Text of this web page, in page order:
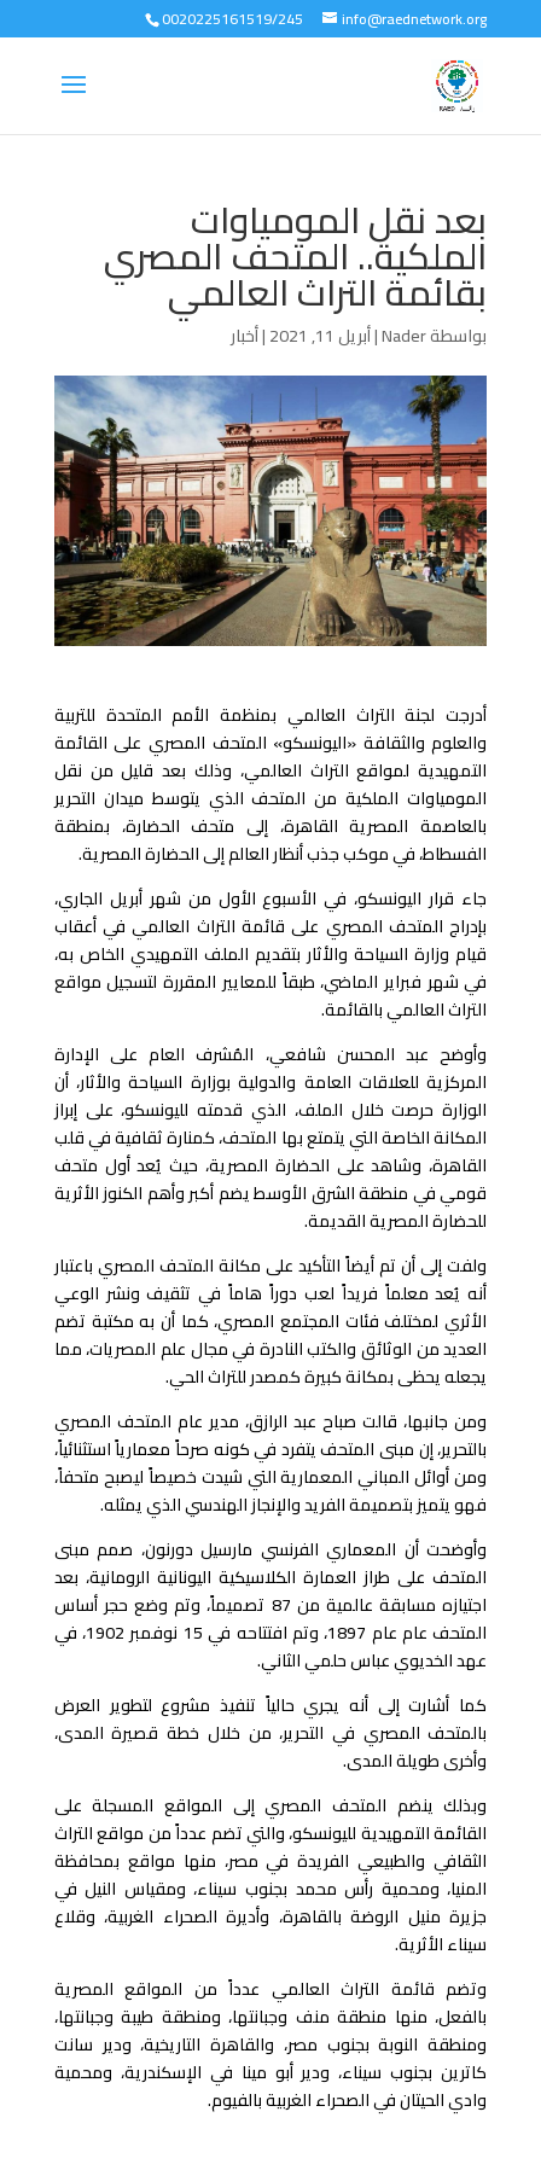
0020225161519/245 info@raednetwork.org
بعد نقل المومياوات
الملكية.. المتحف المصري
بقائمة التراث العالمي
بواسطةNader
|أبريل 11, 2021 |أخبار
أدرجت لجنة التراث العالمي بمنظمة الأمم المتحدة للتربية
والعلوم والثقافة «اليونسكو» المتحف المصري على القائمة
التمهيدية لمواقع التراث العالمي، وذلك بعد قليل من نقل
المومياوات الملكية من المتحف الذي يتوسط ميدان التحرير
بالعاصمة المصرية القاهرة، إلى متحف الحضارة، بمنطقة
الفسطاط، في موكب جذب أنظار العالم إلى الحضارة المصرية.
جاء قرار اليونسكو، في الأسبوع الأول من شهر أبريل الجاري،
بإدراج المتحف المصري على قائمة التراث العالمي في أعقاب
قيام وزارة السياحة والأثار بتقديم الملف التمهيدي الخاص به،
في شهر فبراير الماضي، طبقاً للمعايير المقررة لتسجيل مواقع
التراث العالمي بالقائمة.
وأوضح عبد المحسن شافعي، المُشرف العام على الإدارة
المركزية للعلاقات العامة والدولية بوزارة السياحة والأثار، أن
الوزارة حرصت خلال الملف، الذي قدمته لليونسكو، على إبراز
المكانة الخاصة التي يتمتع بها المتحف، كمنارة ثقافية في قلب
القاهرة، وشاهد على الحضارة المصرية، حيث يُعد أول متحف
قومي في منطقة الشرق الأوسط يضم أكبر وأهم الكنوز الأثرية
للحضارة المصرية القديمة.
ولفت إلى أن تم أيضاً التأكيد على مكانة المتحف المصري باعتبار
أنه يُعد معلماً فريداً لعب دوراً هاماً في تثقيف ونشر الوعي
الأثري لمختلف فئات المجتمع المصري، كما أن به مكتبة تضم
العديد من الوثائق والكتب النادرة في مجال علم المصريات، مما
يجعله يحظى بمكانة كبيرة كمصدر للتراث الحي.
ومن جانبها، قالت صباح عبد الرازق، مدير عام المتحف المصري
بالتحرير، إن مبنى المتحف يتفرد في كونه صرحاً معمارياً استثنائياً،
ومن أوائل المباني المعمارية التي شيدت خصيصاً ليصبح متحفاً،
فهو يتميز بتصميمة الفريد والإنجاز الهندسي الذي يمثله.
وأوضحت أن المعماري الفرنسي مارسيل دورنون، صمم مبنى
المتحف على طراز العمارة الكلاسيكية اليونانية الرومانية، بعد
اجتيازه مسابقة عالمية من 87 تصميماً، وتم وضع حجر أساس
المتحف عام عام 1897، وتم افتتاحه في 15 نوفمبر 1902، في
عهد الخديوي عباس حلمي الثاني.
كما أشارت إلى أنه يجري حالياً تنفيذ مشروع لتطوير العرض
بالمتحف المصري في التحرير، من خلال خطة قصيرة المدى،
وأخرى طويلة المدى.
وبذلك ينضم المتحف المصري إلى المواقع المسجلة على
القائمة التمهيدية لليونسكو، والتي تضم عدداً من مواقع التراث
الثقافي والطبيعي الفريدة في مصر، منها مواقع بمحافظة
المنيا، ومحمية رأس محمد بجنوب سيناء، ومقياس النيل في
جزيرة منيل الروضة بالقاهرة، وأديرة الصحراء الغربية، وقلاع
سيناء الأثرية.
وتضم قائمة التراث العالمي عدداً من المواقع المصرية
بالفعل، منها منطقة منف وجبانتها، ومنطقة طيبة وجبانتها،
ومنطقة النوبة بجنوب مصر، والقاهرة التاريخية، ودير سانت
كاترين بجنوب سيناء، ودير أبو مينا في الإسكندرية، ومحمية
وادي الحيتان في الصحراء الغربية بالفيوم.